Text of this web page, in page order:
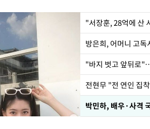
"서장훈, 28억에 산
방은희, 어머니 고
"바지 벗고 앞뒤로
전현무 "전 연인 집
박민하, 배우·사격